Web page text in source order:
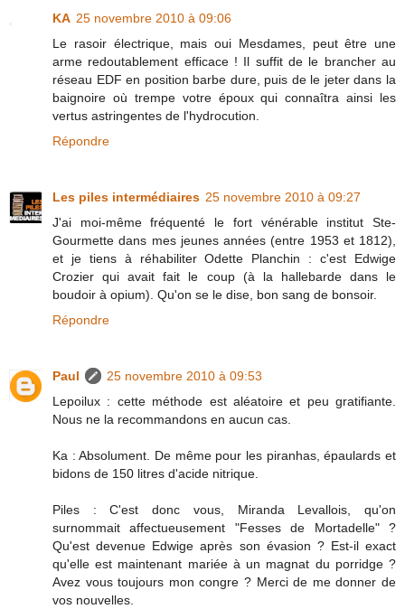
KA 25 novembre 2010 à 09:06
Le rasoir électrique, mais oui Mesdames, peut être une
arme redoutablement efficace ! Il suffit de le brancher au
réseau EDF en position barbe dure, puis de le jeter dans la
baignoire où trempe votre époux qui connaîtra ainsi les
vertus astringentes de l'hydrocution.
Répondre
Les piles intermédiaires 25 novembre 2010 à 09:27
J'ai moi-même fréquenté le fort vénérable institut Ste-
Gourmette dans mes jeunes années (entre 1953 et 1812),
et je tiens à réhabiliter Odette Planchin : c'est Edwige
Crozier qui avait fait le coup (à la hallebarde dans le
boudoir à opium). Qu'on se le dise, bon sang de bonsoir.
Répondre
Paul
25 novembre 2010 à 09:53
Lepoilux : cette méthode est aléatoire et peu gratifiante.
Nous ne la recommandons en aucun cas.
Ka : Absolument. De même pour les piranhas, épaulards et
bidons de 150 litres d'acide nitrique.
Piles : C'est donc vous, Miranda Levallois, qu'on
surnommait affectueusement "Fesses de Mortadelle" ?
Qu'est devenue Edwige après son évasion ? Est-il exact
qu'elle est maintenant mariée à un magnat du porridge ?
Avez vous toujours mon congre ? Merci de me donner de
vos nouvelles.